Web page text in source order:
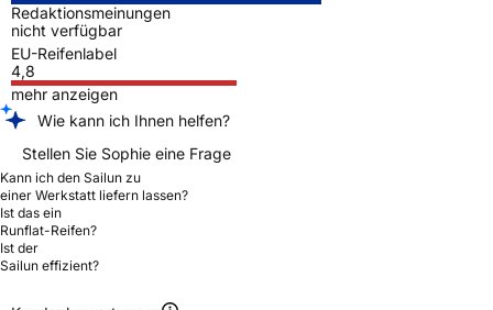
Redaktionsmeinungen
nicht verfügbar
EU-Reifenlabel
4,8
mehr anzeigen
Wie kann ich Ihnen helfen?
Stellen Sie Sophie eine Frage
Kann ich den Sailun zu
einer Werkstatt liefern lassen?
Ist das ein
Runflat-Reifen?
Ist der
Sailun effizient?